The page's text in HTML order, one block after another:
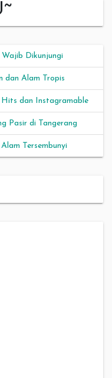
Dikunjungi
dan Alam Tropis
dan Instagramable
Pasir di Tangerang
Tersembunyi